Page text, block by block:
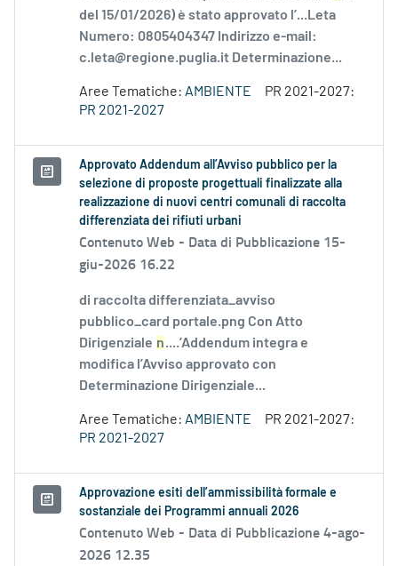
del 15/01/2026) è stato approvato l’...Leta
Numero: 0805404347 Indirizzo e-mail:
c.leta@regione.puglia.it Determinazione...
Aree Tematiche: AMBIENTE
PR 2021-2027:
PR 2021-2027
Approvato Addendum all’Avviso pubblico per la
selezione di proposte progettuali finalizzate alla
realizzazione di nuovi centri comunali di raccolta
differenziata dei rifiuti urbani
Contenuto Web - Data di Pubblicazione 15-
giu-2026 16.22
di raccolta differenziata_avviso
pubblico_card portale.png Con Atto
Dirigenziale n....’Addendum integra e
modifica l’Avviso approvato con
Determinazione Dirigenziale...
Aree Tematiche: AMBIENTE
PR 2021-2027:
PR 2021-2027
Approvazione esiti dell’ammissibilità formale e
sostanziale dei Programmi annuali 2026
Contenuto Web - Data di Pubblicazione 4-ago-
2026 12.35